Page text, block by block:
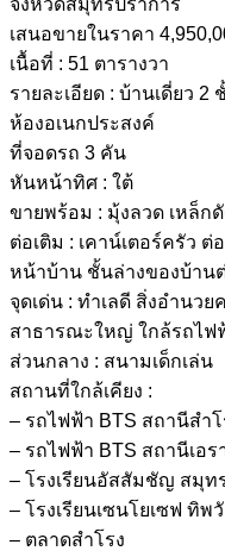
เสนอขายในราคา
เนื้อที่ : 51 ตารางวา
รายละเอียด : บ้านเดี่ยว
ห้องอเนกประสงค์
ที่จอดรถ 3 คัน
หันหน้าทิศ : ใต้
ขายพร้อม : มุ้งลวด เหล็ก
ต่อเติม : เคาน์เตอร์ครัว
หน้าบ้าน ชั้นล่างของบ้าน
จุดเด่น : ทำเลดี สิ่งอำนว
สาธารณะใหญ่ ใกล้รถไฟ
ส่วนกลาง : สนามเด็กเล่น
สถานที่ใกล้เคียง :
– รถไฟฟ้า BTS สถานีสำโ
– รถไฟฟ้า BTS สถานีเอ
– โรงเรียนอัสสัมชัญ สมุท
– โรงเรียนเซนโยเซฟ ทิพ
– ตลาดสำโรง